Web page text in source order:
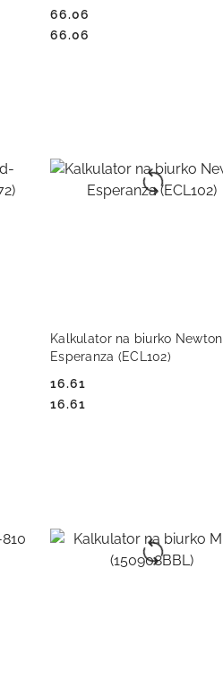
Cena:
66.06
Cena:
66.06
Kalkulator na biurko Newton
Esperanza (ECL102)
Cena:
16.61
Cena:
16.61
PRODUKT NIEDOSTĘPNY